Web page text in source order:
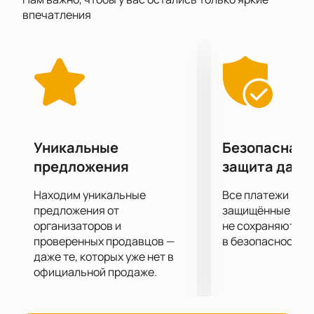
Александринского театра и отвлечься от
повседневных забот и переживания. После
позитива и положительных эмоций.
Не упустите возможность провести этот вечер в
компании героев постановки «Вместе
поодиночке»!
впечатления
Уникальные
предложения
Находим уникальные
предложения от
организаторов и
проверенных продавцов —
даже те, которых уже нет в
официальной продаже.
Безопасная
защита
Все платежи
защищённые
не сохраняются
в безопасности.